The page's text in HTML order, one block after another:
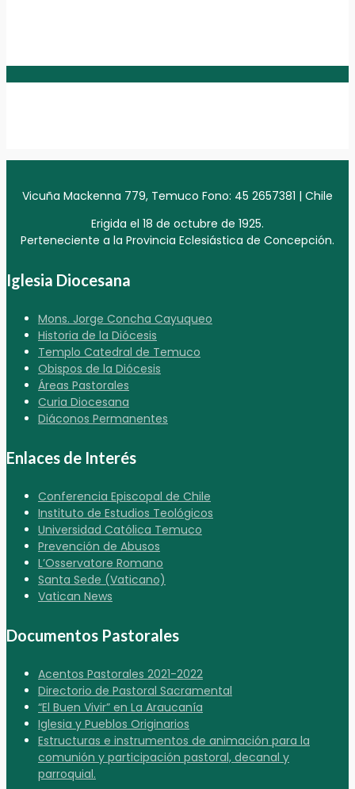
Vicuña Mackenna 779, Temuco Fono: 45 2657381 | Chile
Erigida el 18 de octubre de 1925.
Perteneciente a la Provincia Eclesiástica de Concepción.
Iglesia Diocesana
Mons. Jorge Concha Cayuqueo
Historia de la Diócesis
Templo Catedral de Temuco
Obispos de la Diócesis
Áreas Pastorales
Curia Diocesana
Diáconos Permanentes
Enlaces de Interés
Conferencia Episcopal de Chile
Instituto de Estudios Teológicos
Universidad Católica Temuco
Prevención de Abusos
L’Osservatore Romano
Santa Sede (Vaticano)
Vatican News
Documentos Pastorales
Acentos Pastorales 2021-2022
Directorio de Pastoral Sacramental
“El Buen Vivir” en La Araucanía
Iglesia y Pueblos Originarios
Estructuras e instrumentos de animación para la
comunión y participación pastoral, decanal y
parroquial.